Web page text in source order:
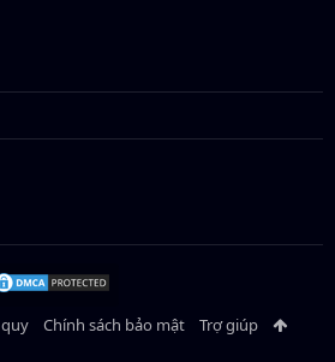
Chính sách bảo mật Trợ giúp